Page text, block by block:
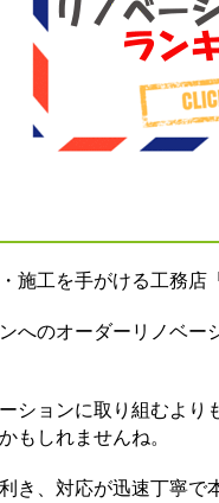
施工を手がける工務店
へのオーダーリノベ
ションに取り組むよ
もしれませんね。
き、対応が迅速丁寧